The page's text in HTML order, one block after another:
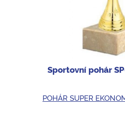
Sportovní pohár
POHÁR SUPER